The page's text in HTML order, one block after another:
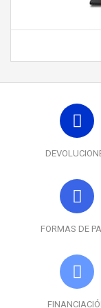
FORMAS DE